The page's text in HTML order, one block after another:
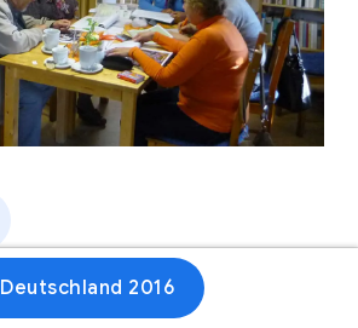
Deutschland 2016